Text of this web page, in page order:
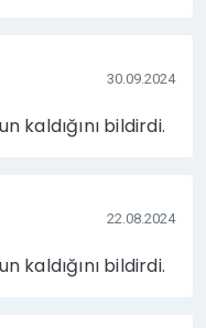
30.09.2024
kaldığını bildirdi.
22.08.2024
kaldığını bildirdi.